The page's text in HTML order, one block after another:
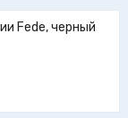
Fede, черный